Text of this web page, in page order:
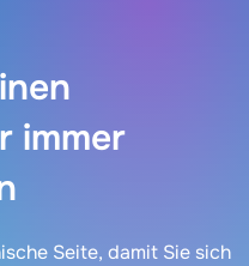
immer
Seite, damit Sie sich